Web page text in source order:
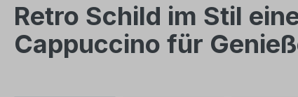
Retro Schild im Stil
Cappuccino für